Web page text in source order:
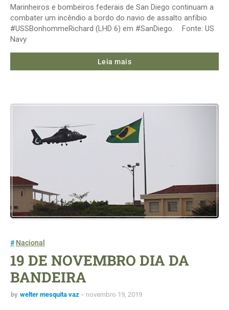
Marinheiros e bombeiros federais de San Diego continuam a
combater um incêndio a bordo do navio de assalto anfíbio
#USSBonhommeRichard (LHD 6) em #SanDiego. Fonte: US
Navy
Leia mais
Nacional
19 DE NOVEMBRO DIA DA
BANDEIRA
by welter mesquita vaz novembro 19, 2019